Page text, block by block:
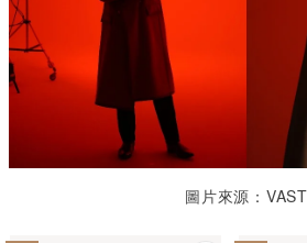
圖片來源：VAST